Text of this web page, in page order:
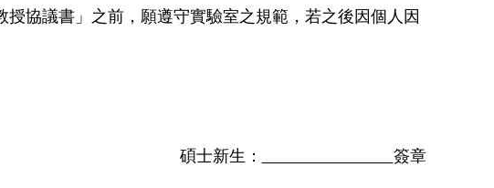
協議書」之前，願遵守實驗室之規範，若之後因個人因
碩士新生： 簽章